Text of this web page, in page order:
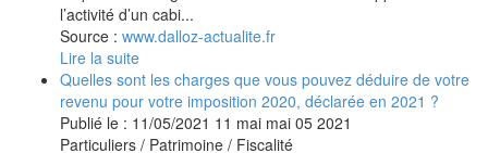
l’activité d’un cabi...
Source : www.dalloz-actualite.fr
Lire la suite
Quelles sont les charges que vous pouvez déduire de votre
revenu pour votre imposition 2020, déclarée en 2021 ?
Publié le : 11/05/2021 11 mai mai 05 2021
Particuliers / Patrimoine / Fiscalité